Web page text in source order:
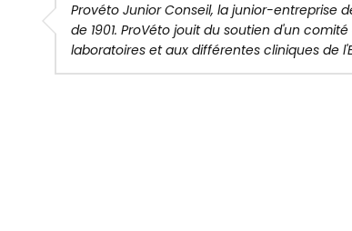
Provéto Junior Conseil, la junior-entreprise
de 1901. ProVéto jouit du soutien d'un
laboratoires et aux différentes cliniques de